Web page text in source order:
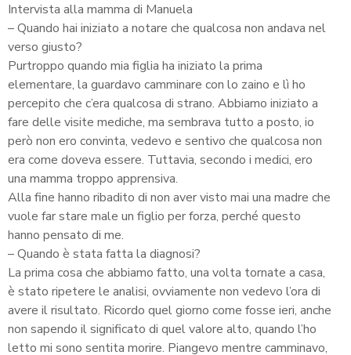
Intervista alla mamma di Manuela
– Quando hai iniziato a notare che qualcosa non andava nel
verso giusto?
Purtroppo quando mia figlia ha iniziato la prima
elementare, la guardavo camminare con lo zaino e lì ho
percepito che c’era qualcosa di strano. Abbiamo iniziato a
fare delle visite mediche, ma sembrava tutto a posto, io
però non ero convinta, vedevo e sentivo che qualcosa non
era come doveva essere. Tuttavia, secondo i medici, ero
una mamma troppo apprensiva.
Alla fine hanno ribadito di non aver visto mai una madre che
vuole far stare male un figlio per forza, perché questo
hanno pensato di me.
– Quando è stata fatta la diagnosi?
La prima cosa che abbiamo fatto, una volta tornate a casa,
è stato ripetere le analisi, ovviamente non vedevo l’ora di
avere il risultato. Ricordo quel giorno come fosse ieri, anche
non sapendo il significato di quel valore alto, quando l’ho
letto mi sono sentita morire. Piangevo mentre camminavo,